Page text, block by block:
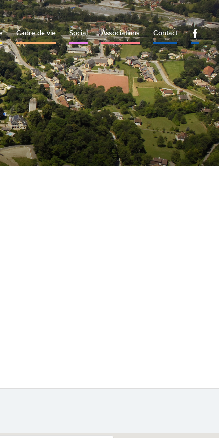
Cadre de vie Social Associations Contact